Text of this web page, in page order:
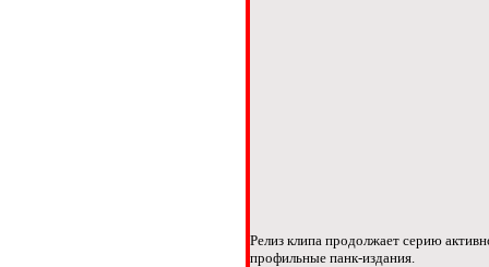
Релиз клипа продолжает серию
профильные панк-издания.